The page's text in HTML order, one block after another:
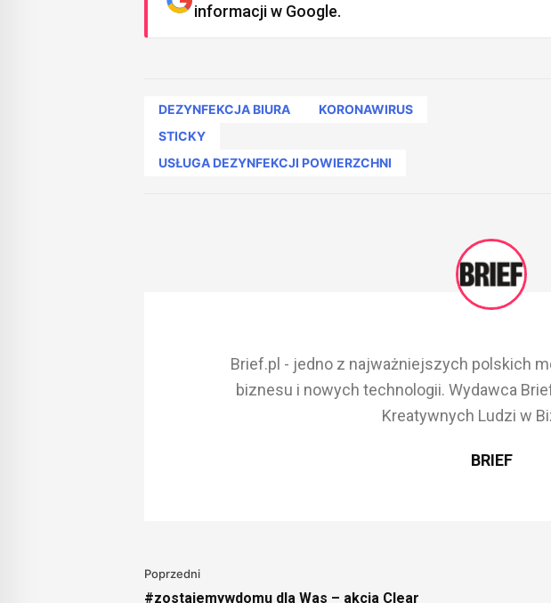
informacji w Google.
DEZYNFEKCJA BIURA
KORONAWIRUS
STICKY
USŁUGA DEZYNFEKCJI POWIERZCHNI
Brief.pl - jedno z najważniejszych polskich
biznesu i nowych technologii. Wydawca
Kreatywnych Ludzi w
BRIEF
Poprzedni
#zostajemywdomu dla Was – akcja Clear